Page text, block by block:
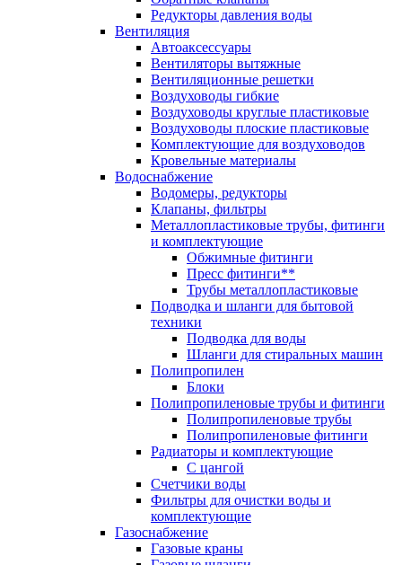
Редукторы давления воды
Вентиляция
Автоаксессуары
Вентиляторы вытяжные
Вентиляционные решетки
Воздуховоды гибкие
Воздуховоды круглые пластиковые
Воздуховоды плоские пластиковые
Комплектующие для воздуховодов
Кровельные материалы
Водоснабжение
Водомеры, редукторы
Клапаны, фильтры
Металлопластиковые трубы, фитинги
и комплектующие
Обжимные фитинги
Пресс фитинги**
Трубы металлопластиковые
Подводка и шланги для бытовой
техники
Подводка для воды
Шланги для стиральных машин
Полипропилен
Блоки
Полипропиленовые трубы и фитинги
Полипропиленовые трубы
Полипропиленовые фитинги
Радиаторы и комплектующие
С цангой
Счетчики воды
Фильтры для очистки воды и
комплектующие
Газоснабжение
Газовые краны